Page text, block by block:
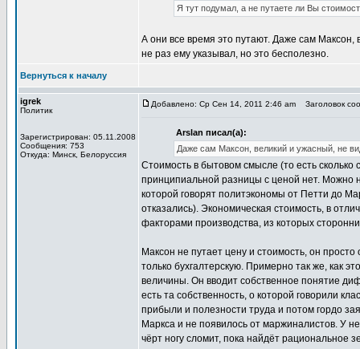
Я тут подумал, а не путаете ли Вы
А они все время это путают. Даже сам Максон,
не раз ему указывал, но это бесполезно.
Вернуться к началу
igrek
Политик
Зарегистрирован: 05.11.2008
Сообщения: 753
Откуда: Минск, Белоруссия
Добавлено: Ср Сен 14, 2011 2:46 am Заголовок
Arslan писал(а):
Даже сам Максон, великий и ужасный, не
Стоимость в бытовом смысле (то есть сколько
принципиальной разницы с ценой нет. Можно
которой говорят политэкономы от Петти до
отказались). Экономическая стоимость, в
факторами производства, из которых
Максон не путает цену и стоимость, он
только бухгалтерскую. Примерно так же, как
величины. Он вводит собственное понятие
есть та собственность, о которой говорили
прибыли и полезности труда и потом гордо
Маркса и не появилось от маржиналистов. У
чёрт ногу сломит, пока найдёт рациональное